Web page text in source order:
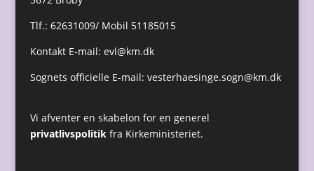
Tlf.: 62631009/ Mobil 51185015
Kontakt E-mail: evl@km.dk
Sognets officielle E-mail: vesterhaesinge.sogn@km.dk
Vi afventer en skabelon for en generel
privatlivspolitikfra Kirkeministeriet.